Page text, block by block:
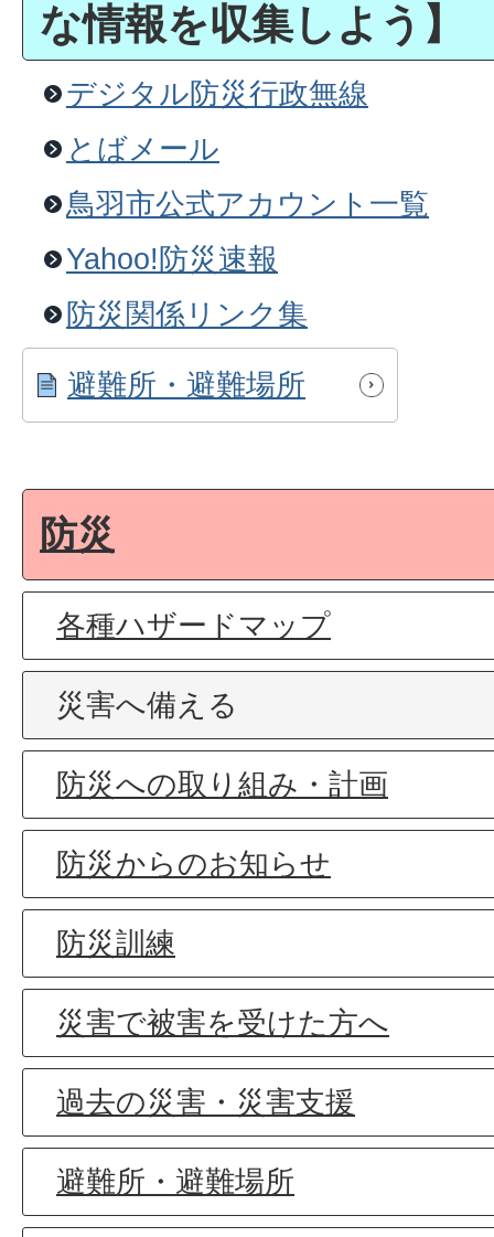
な情報を収集しよう】
デジタル防災行政無線
とばメール
鳥羽市公式アカウント一覧
Yahoo!防災速報
防災関係リンク集
避難所・避難場所
防災
各種ハザードマップ
災害へ備える
防災への取り組み・計画
防災からのお知らせ
防災訓練
災害で被害を受けた方へ
過去の災害・災害支援
避難所・避難場所